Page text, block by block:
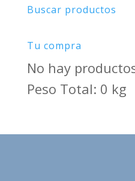
Buscar productos
Tu compra
No hay
Peso Total: 0 kg